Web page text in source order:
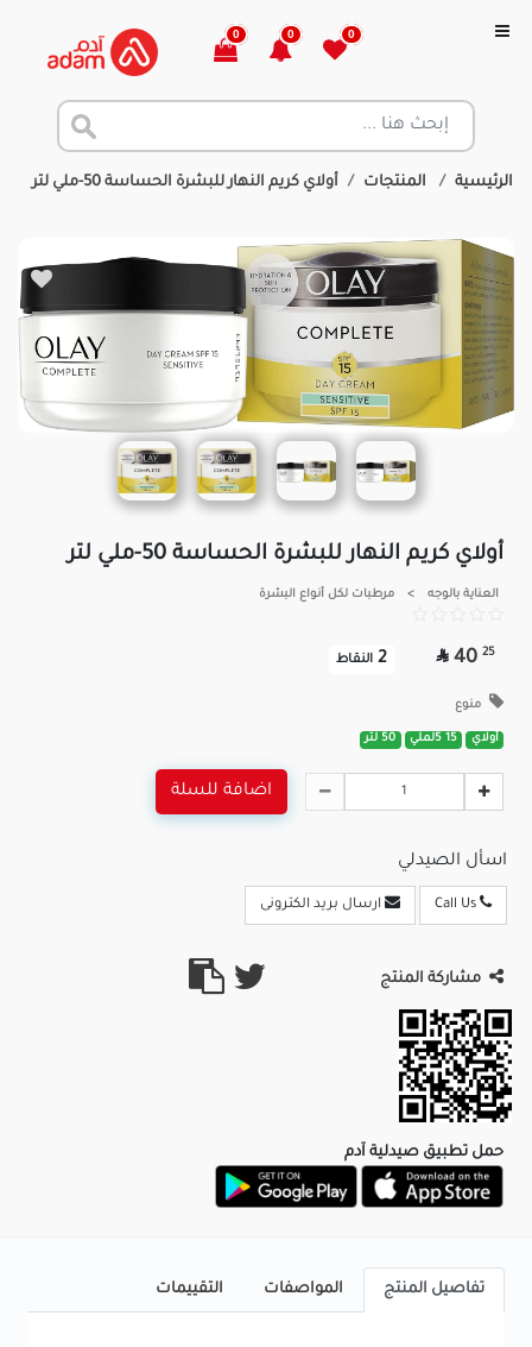
0
0
0
الرئيسية المنتجات أولاي كريم النهار للبشرة الحساسة 50-ملي لتر
أولاي كريم النهار للبشرة الحساسة 50-ملي لتر
العناية بالوجه > مرطبات لكل أنواع البشرة
25
40

2 النقاط
منوع
أولاي 15 5لملي 50 لتر
اضافة للسلة
اسأل الصيدلي
ارسال بريد الكترونى
مشاركة المنتج
حمل تطبيق صيدلية آدم
تفاصيل المنتج المواصفات التقييمات